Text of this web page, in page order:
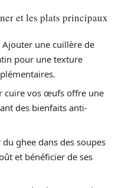
et les plats principaux
Ajouter une cuillère de
pour une texture
cuire vos œufs offre une
des bienfaits anti-
ghee dans des soupes
et bénéficier de ses